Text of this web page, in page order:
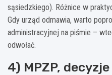
sąsiedzkiego). Różnice w
Gdy urząd odmawia, warto
administracyjnej na piśmie –
odwołać.
4) MPZP,